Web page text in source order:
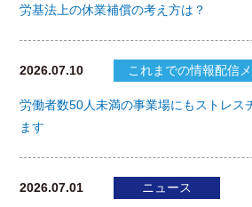
労基法上の休業補償の考え方は？
2026.07.10 これまでの情報配信
労働者数50人未満の事業場にもストレス
ます
2026.07.01 ニュース